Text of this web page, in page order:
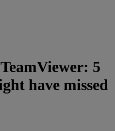
5
have missed